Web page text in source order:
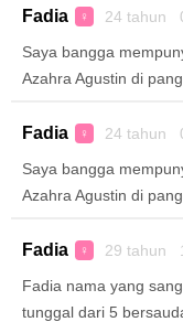
Fadia ♀ 24 tahun
Saya bangga
Azahra Agustin di
Fadia ♀ 24 tahun
Saya bangga
Azahra Agustin di
Fadia ♀ 29 tahun
Fadia nama yang
tunggal dari 5